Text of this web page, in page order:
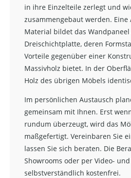
in ihre Einzelteile zerlegt und
zusammengebaut werden. Eine
Material bildet das Wandpaneel
Dreischichtplatte, deren
Vorteile gegenüber einer
Massivholz bietet. In der
Holz des übrigen Möbels
Im persönlichen Austausch
gemeinsam mit Ihnen. Erst
rundum überzeugt, wird das
maßgefertigt. Vereinbaren Sie
lassen Sie sich beraten. Die
Showrooms oder per Video-
selbstverständlich kostenfrei.